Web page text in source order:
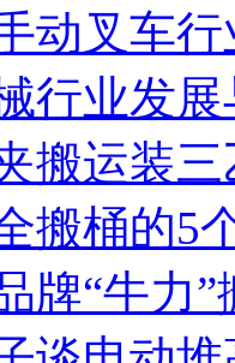
动叉车
行业发
搬运装
搬桶的5
牌“牛力